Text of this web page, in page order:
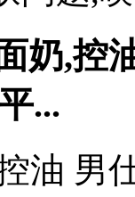
奶,控
...
油 男